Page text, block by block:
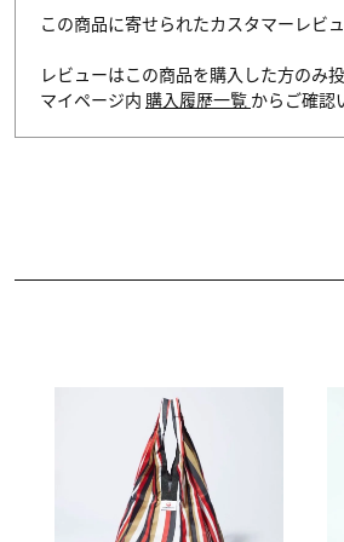
この商品に寄せられたカスタマーレビ
レビューはこの商品を購入した方のみ
マイページ内 購入履歴一覧 からご確認